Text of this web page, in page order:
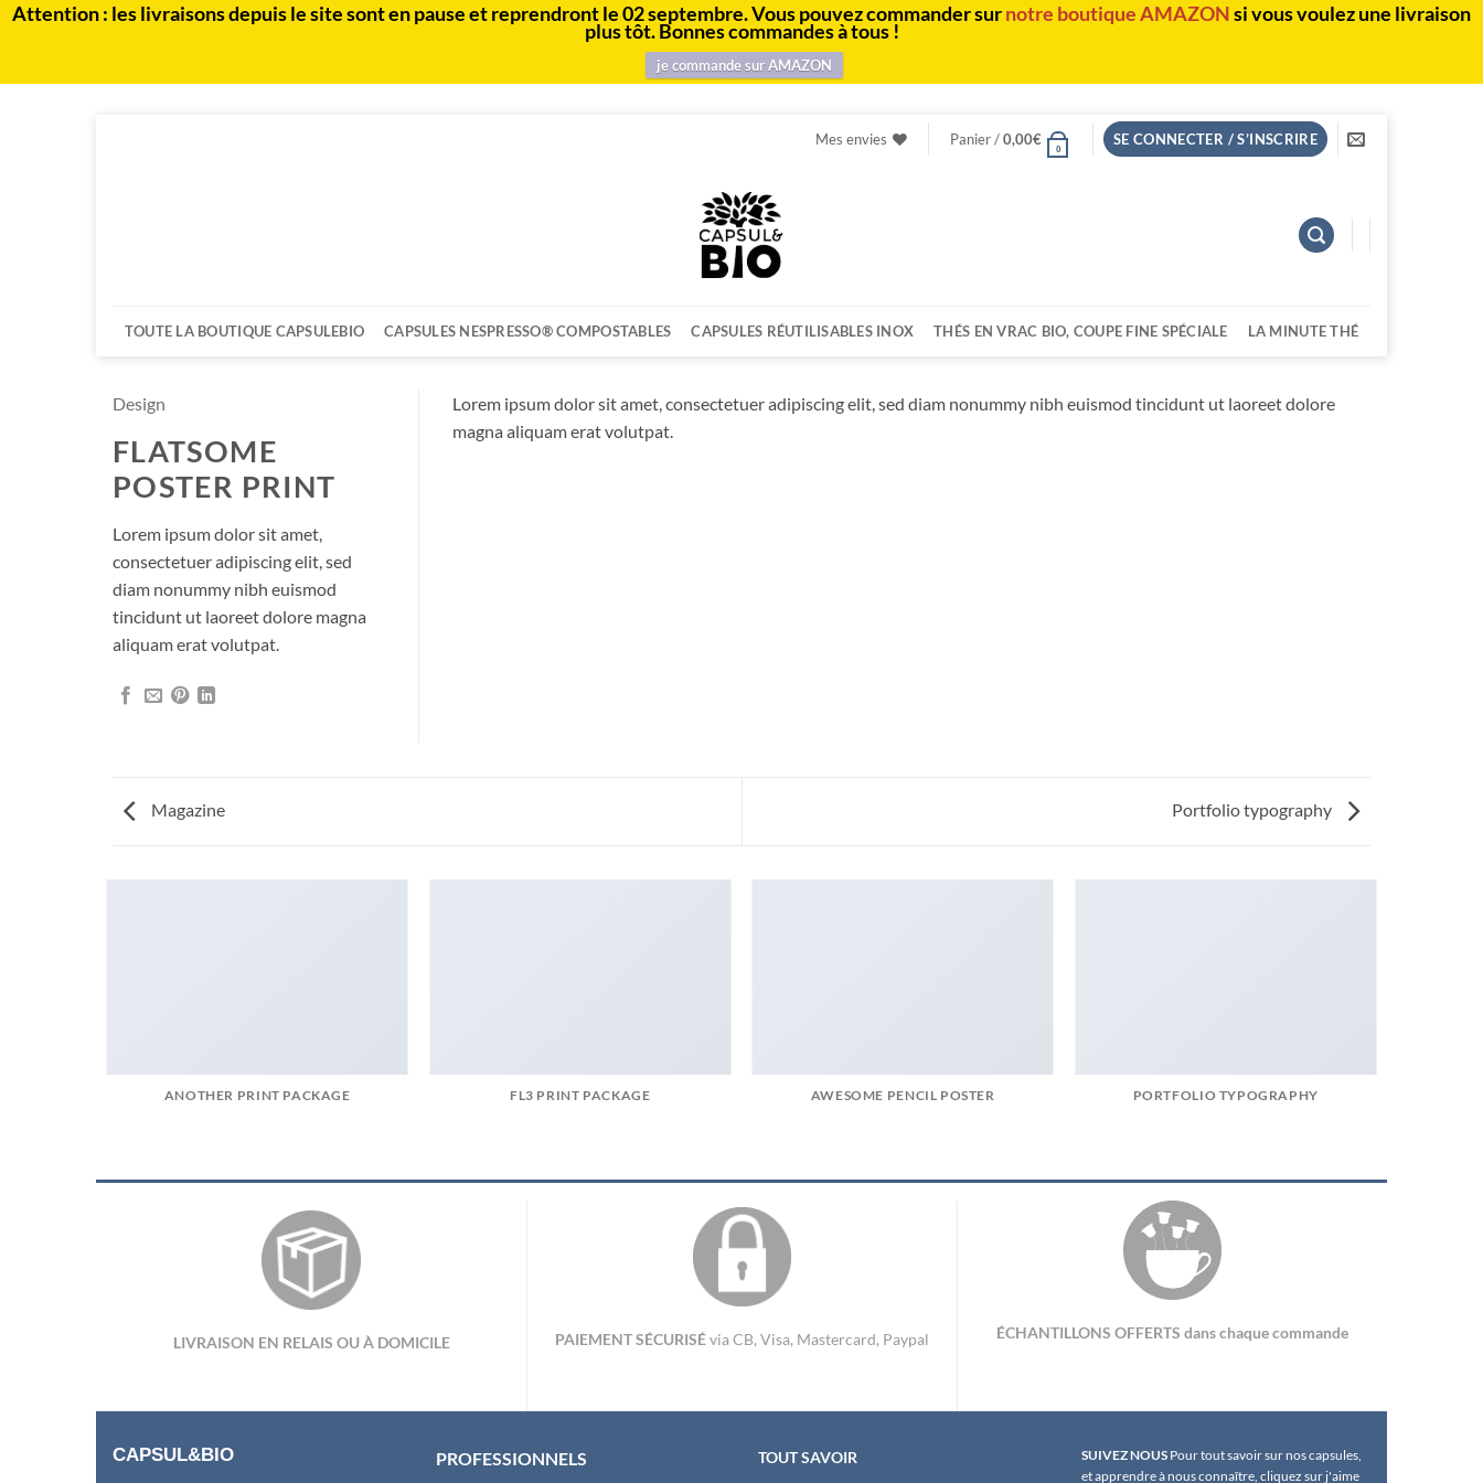
Attention : les livraisons depuis le site sont en pause et reprendront le 02 septembre. Vous pouvez commander surnotre boutique AMAZONsi vous voulez une livraison
plus tôt. Bonnes commandes à tous !
je commande sur AMAZON
Mes envies Panier /0,00€
0
SE CONNECTER / S’INSCRIRE
TOUTE LA BOUTIQUE CAPSULEBIO CAPSULES NESPRESSO® COMPOSTABLES CAPSULES RÉUTILISABLES INOX THÉS EN VRAC BIO, COUPE FINE SPÉCIALE LA MINUTE THÉ
Design
FLATSOME
POSTER PRINT
Lorem ipsum dolor sit amet,
consectetuer adipiscing elit, sed
diam nonummy nibh euismod
tincidunt ut laoreet dolore magna
aliquam erat volutpat.
Lorem ipsum dolor sit amet, consectetuer adipiscing elit, sed diam nonummy nibh euismod tincidunt ut laoreet dolore
magna aliquam erat volutpat.
Magazine Portfolio typography
ANOTHER PRINT PACKAGE FL3 PRINT PACKAGE AWESOME PENCIL POSTER PORTFOLIO TYPOGRAPHY
LIVRAISON EN RELAIS OU À DOMICILE PAIEMENT SÉCURISÉvia CB, Visa, Mastercard, Paypal ÉCHANTILLONS OFFERTS dans chaque commande
CAPSUL&BIO PROFESSIONNELS TOUT SAVOIR SUIVEZ NOUS Pour tout savoir sur nos capsules,
et apprendre à nous connaître, cliquez sur j'aime